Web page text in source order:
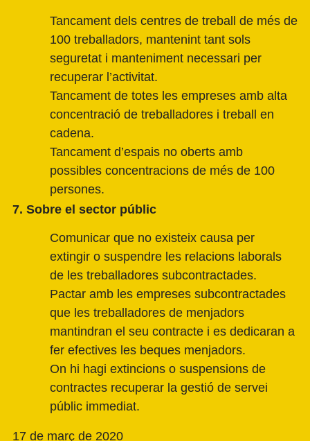
Tancament dels centres de treball de més de
100 treballadors, mantenint tant sols
seguretat i manteniment necessari per
recuperar l’activitat.
Tancament de totes les empreses amb alta
concentració de treballadores i treball en
cadena.
Tancament d’espais no oberts amb
possibles concentracions de més de 100
persones.
7. Sobre el sector públic
Comunicar que no existeix causa per
extingir o suspendre les relacions laborals
de les treballadores subcontractades.
Pactar amb les empreses subcontractades
que les treballadores de menjadors
mantindran el seu contracte i es dedicaran a
fer efectives les beques menjadors.
On hi hagi extincions o suspensions de
contractes recuperar la gestió de servei
públic immediat.
17 de març de 2020